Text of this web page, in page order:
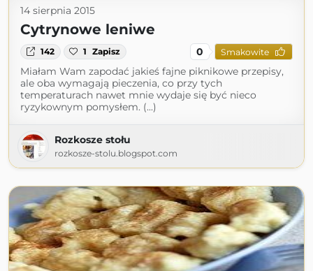
14 sierpnia 2015
Cytrynowe leniwe
142 1 Zapisz 0 Smakowite
Miałam Wam zapodać jakieś fajne piknikowe przepisy,
ale oba wymagają pieczenia, co przy tych
temperaturach nawet mnie wydaje się być nieco
ryzykownym pomysłem. (...)
Rozkosze stołu
rozkosze-stolu.blogspot.com